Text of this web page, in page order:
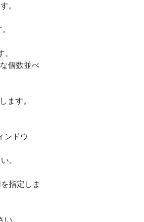
。
個数並べ
ます。
ンドウ
。
指定しま
。